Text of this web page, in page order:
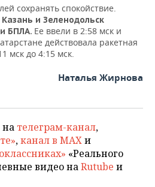
сохранять спокойствие.
и Зеленодольск
БПЛА. Ее ввели в 2:58 мск и
действовала ракетная
мск до 4:15 мск.
Наталья Жирнова
на телеграм-канал,
,канал в MAXи
«Реального
видео наRutube и